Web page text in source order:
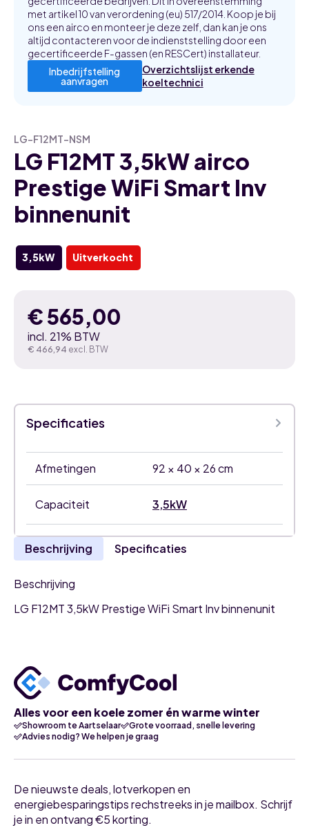
met artikel 10 van verordening (eu) 517/2014. Koop je bij
ons een airco en monteer je deze zelf, dan kan je ons
altijd contacteren voor de indienststelling door een
gecertificeerde F-gassen (en RESCert) installateur.
Inbedrijfstelling
aanvragen
Overzichtslijst erkende
koeltechnici
LG-F12MT-NSM
LG F12MT 3,5kW airco
Prestige WiFi Smart Inv
binnenunit
3,5kW Uitverkocht
€565,00
incl. 21% BTW
€ 466,94 excl. BTW
Specificaties
Afmetingen 92 × 40 × 26 cm
Capaciteit 3,5kW
Beschrijving Specificaties
Beschrijving
LG F12MT 3,5kW Prestige WiFi Smart Inv binnenunit
Alles voor een koele zomer én warme winter
Showroom te Aartselaar
Grote voorraad, snelle levering
Advies nodig? We helpen je graag
De nieuwste deals, lotverkopen en
energiebesparingstips rechstreeks in je mailbox. Schrijf
je in en ontvang €5 korting.